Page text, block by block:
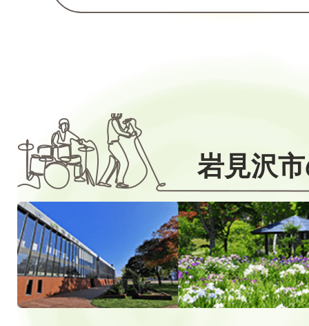
岩見沢